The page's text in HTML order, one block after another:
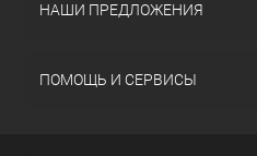
НАШИ ПРЕДЛОЖЕНИЯ
ПОМОЩЬ И СЕРВИСЫ